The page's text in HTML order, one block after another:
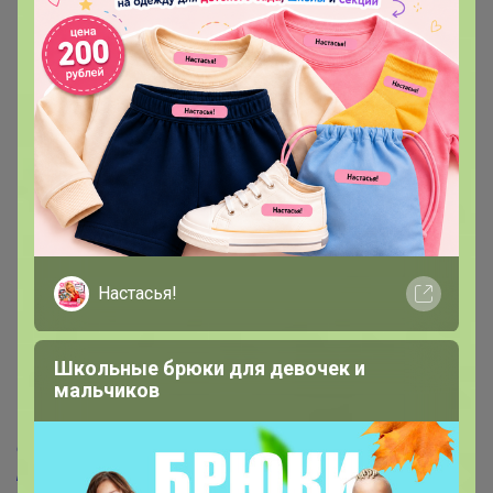
Скидка
221,88р
Цена за 2 шт. Корм
повседневный
«Комбинированный» для
улиток, коробка, 60 г
213,28р
Перлит песок «Рецепты
Дедушки Никиты» марка
СИМА-LAND. Самая Сумасшедшая Закупка! СИМА-
LAND. Шок-цены: скидки от 40%
СИМА-LAND. Дачно-
Настасья!
Школьные брюки для девочек и
мальчиков